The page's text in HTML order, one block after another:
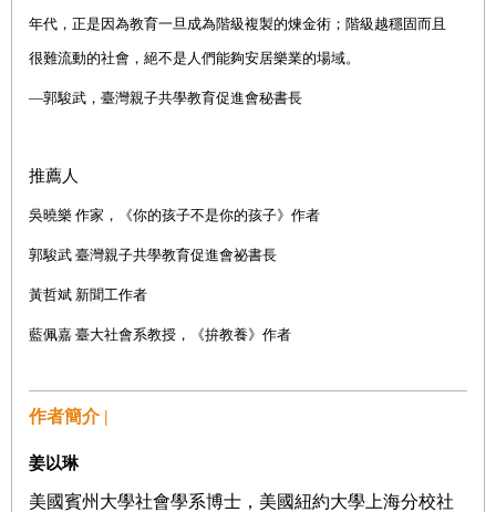
年代，正是因為教育一旦成為階級複製的煉金術；階級越穩固而且
很難流動的社會，絕不是人們能夠安居樂業的場域。
—郭駿武，臺灣親子共學教育促進會秘書長
推薦人
吳曉樂 作家，《你的孩子不是你的孩子》作者
郭駿武 臺灣親子共學教育促進會祕書長
黃哲斌 新聞工作者
藍佩嘉 臺大社會系教授，《拚教養》作者
作者簡介 |
姜以琳
美國賓州大學社會學系博士，美國紐約大學上海分校社